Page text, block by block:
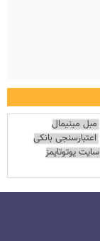
مبل مینیمال
اعتبارسنجی بانکی
سایت یوتوتایمز